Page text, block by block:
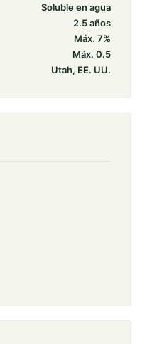
Soluble en agua
2.5 años
Máx. 7%
Máx. 0.5
Utah, EE. UU.